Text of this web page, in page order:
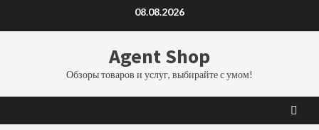
08.08.2026
Agent Shop
Обзоры товаров и услуг, выбирайте с умом!